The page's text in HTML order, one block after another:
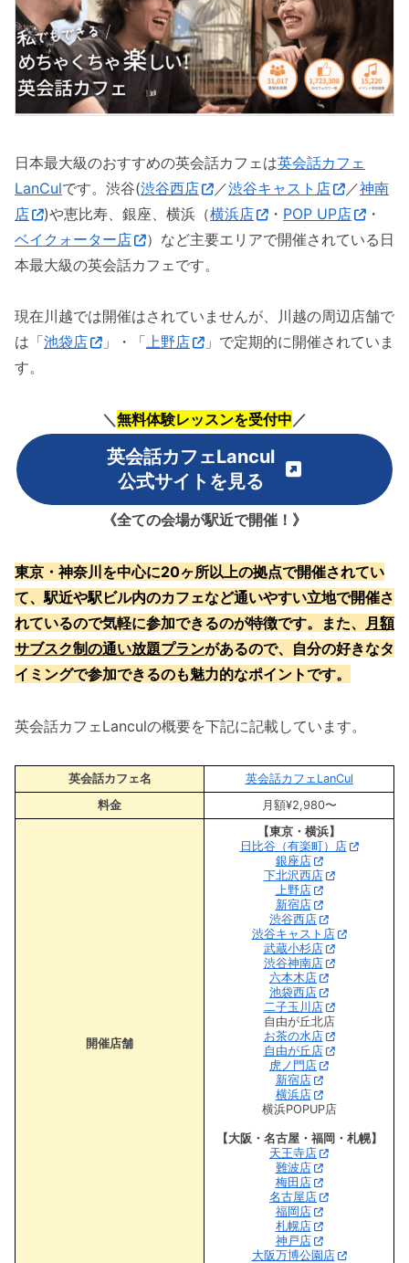
日本最大級のおすすめの英会話カフェは英会話カフェ
LanCulです。渋谷(渋谷西店 ／渋谷キャスト店 ／神南
店
)や恵比寿、銀座、横浜（横浜店 ・ POP UP店
・
ベイクォーター店
）など主要エリアで開催されている日
本最大級の英会話カフェです。
現在川越では開催はされていませんが、川越の周辺店舗で
は「池袋店 」・「上野店
」で定期的に開催されていま
す。
＼無料体験レッスンを受付中／
英会話カフェLancul
公式サイトを見る
《全ての会場が駅近で開催！》
東京・神奈川を中心に20ヶ所以上の拠点で開催されてい
て、駅近や駅ビル内のカフェなど通いやすい立地で開催さ
れているので気軽に参加できるのが特徴です。また、 月額
サブスク制の通い放題プランがあるので、自分の好きなタ
イミングで参加できるのも魅力的なポイントです。
英会話カフェLanculの概要を下記に記載しています。
英会話カフェ名
英会話カフェLanCul
料金
月額¥2,980〜
開催店舗
【東京・横浜】
日比谷（有楽町）店
銀座店
下北沢西店
上野店
新宿店
渋谷西店
渋谷キャスト店
武蔵小杉店
渋谷神南店
六本木店
池袋西店
二子玉川店
自由が丘北店
お茶の水店
自由が丘店
虎ノ門店
新宿店
横浜店
横浜POPUP店
【大阪・名古屋・福岡・札幌】
天王寺店
難波店
梅田店
名古屋店
福岡店
札幌店
神戸店
大阪万博公園店